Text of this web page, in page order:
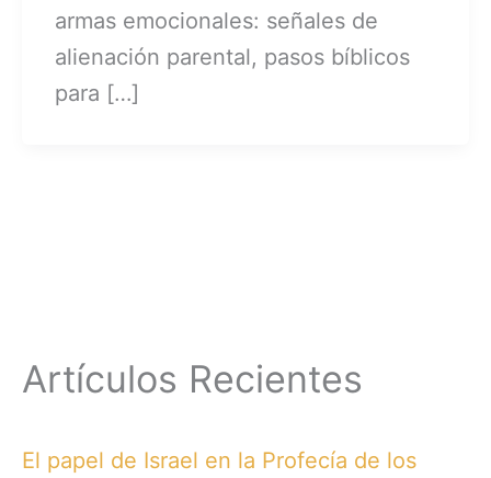
armas emocionales: señales de
alienación parental, pasos bíblicos
para […]
Artículos Recientes
El papel de Israel en la Profecía de los